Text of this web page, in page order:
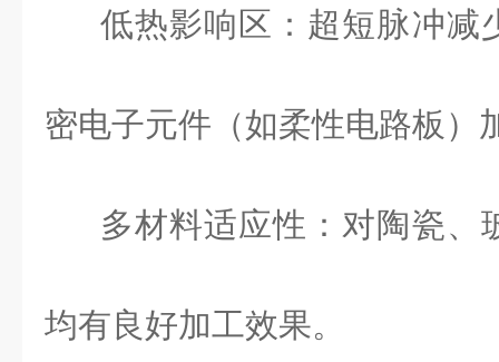
低热影响区：超短脉冲减
密电子元件（如柔性电路板）
多材料适应性：对陶瓷、
均有良好加工效果。